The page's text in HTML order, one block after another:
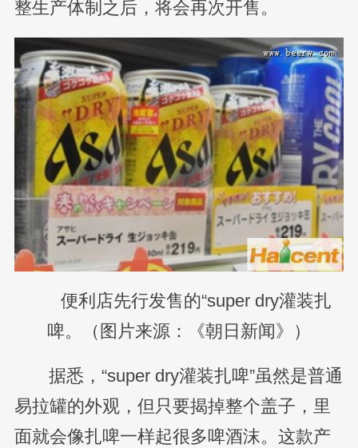
整生产体制之后，将会再次开售。
便利店先行发售的“super dry灌装扎
啤。（图片来源：《朝日新闻》）
据悉，“super dry灌装扎啤”虽然是普通
易拉罐的外观，但只要揭掉整个盖子，里
面就会像扎啤一样起很多啤酒沫。这款产